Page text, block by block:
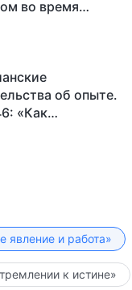
во время
Божье
об опыте.
«Как
явление и работа»
к истине»